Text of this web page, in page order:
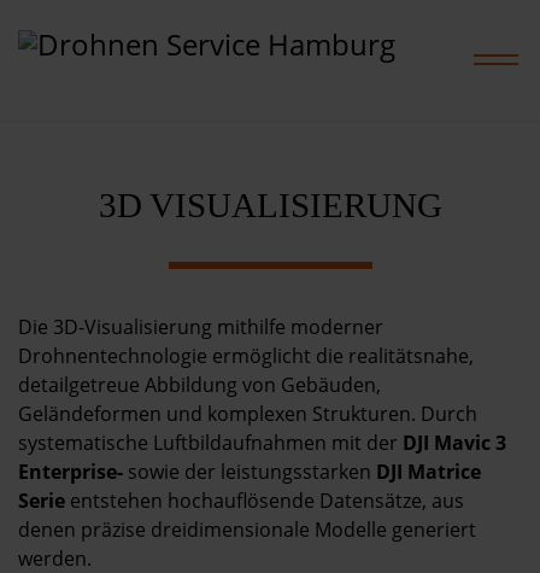
Projekte
Preise
Shop
Kontakt
3D VISUALISIERUNG
Die 3D-Visualisierung mithilfe moderner
Drohnentechnologie ermöglicht die realitätsnahe,
detailgetreue Abbildung von Gebäuden,
Geländeformen und komplexen Strukturen. Durch
systematische Luftbildaufnahmen mit der DJI Mavic 3
Enterprise- sowie der leistungsstarken DJI Matrice
Serie entstehen hochauflösende Datensätze, aus
denen präzise dreidimensionale Modelle generiert
werden.